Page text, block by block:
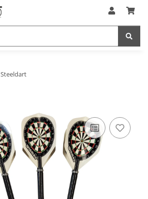
Steeldart